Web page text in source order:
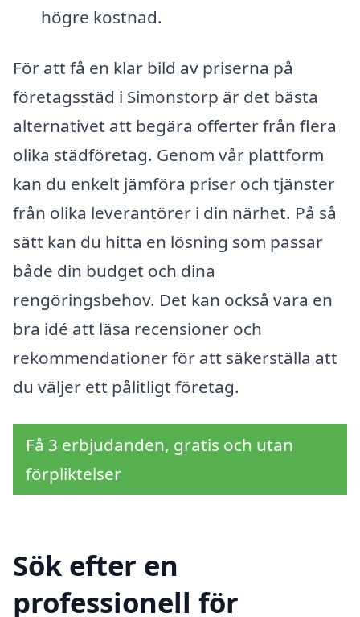
högre kostnad.
För att få en klar bild av priserna på
företagsstäd i Simonstorp är det bästa
alternativet att begära offerter från flera
olika städföretag. Genom vår plattform
kan du enkelt jämföra priser och tjänster
från olika leverantörer i din närhet. På så
sätt kan du hitta en lösning som passar
både din budget och dina
rengöringsbehov. Det kan också vara en
bra idé att läsa recensioner och
rekommendationer för att säkerställa att
du väljer ett pålitligt företag.
Få 3 erbjudanden, gratis och utan
förpliktelser
Sök efter en
professionell för